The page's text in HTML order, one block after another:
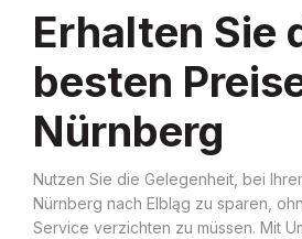
Erhalten Sie
besten
Nürnberg
Nutzen Sie die Gelegenheit, bei
Nürnberg nach Elbląg zu sparen,
Service verzichten zu müssen. Mit